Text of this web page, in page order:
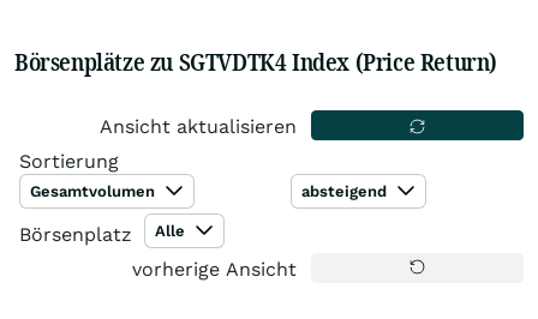
Börsenplätze zu SGTVDTK4 Index (Price Return)
Ansicht aktualisieren
Sortierung
Gesamtvolumen absteigend
Börsenplatz Alle
vorherige Ansicht